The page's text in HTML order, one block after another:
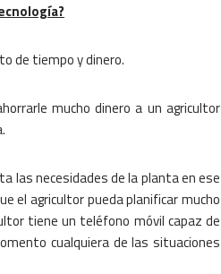
de tiempo y dinero.
mucho dinero a un agricultor
las necesidades de la planta en ese
el agricultor pueda planificar mucho
tiene un teléfono móvil capaz de
cualquiera de las situaciones